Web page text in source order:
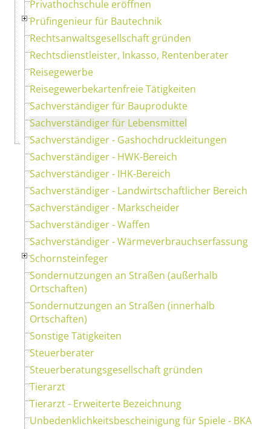
Privathochschule eröffnen
Prüfingenieur für Bautechnik
Rechtsanwaltsgesellschaft gründen
Rechtsdienstleister, Inkasso, Rentenberater
Reisegewerbe
Reisegewerbekartenfreie Tätigkeiten
Sachverständiger für Bauprodukte
Sachverständiger für Lebensmittel
Sachverständiger - Gashochdruckleitungen
Sachverständiger - HWK-Bereich
Sachverständiger - IHK-Bereich
Sachverständiger - Landwirtschaftlicher Bereich
Sachverständiger - Markscheider
Sachverständiger - Waffen
Sachverständiger - Wärmeverbrauchserfassung
Schornsteinfeger
Sondernutzungen an Straßen (außerhalb
Ortschaften)
Sondernutzungen an Straßen (innerhalb
Ortschaften)
Sonstige Tätigkeiten
Steuerberater
Steuerberatungsgesellschaft gründen
Tierarzt
Tierarzt - Erweiterte Bezeichnung
Unbedenklichkeitsbescheinigung für Spiele - BKA